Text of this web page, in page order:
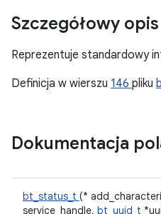
Szczegółowy opis
Reprezentuje standardowy
Definicja w wierszu 146 pliku
Dokumentacja
bt_status_t (*
service_handle, bt_uuid_t